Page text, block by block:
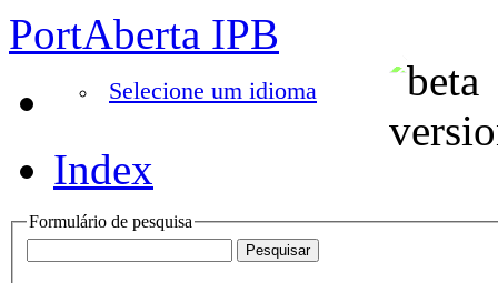
PortAberta IPB
Selecione um idioma
Index
Formulário de pesquisa